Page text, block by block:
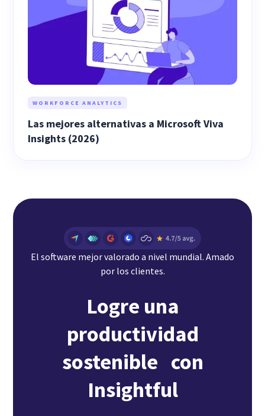
WORKFORCE ANALYTICS
Las mejores alternativas a Microsoft Viva
Insights (2026)
El software mejor valorado a nivel mundial. Amado
por los clientes.
Logre una
productividad
sostenible con
Insightful